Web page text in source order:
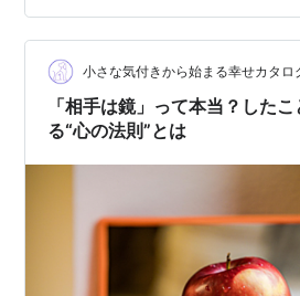
はくれそうにありません。 本人も
けんね、長生きしてから！(￣∇￣)
す。 現在８４歳。認知症歴丸１０年
いますがねぇ。 -------- そんなじー
りと…
小さな気付きから始まる幸せカタロ
「相手は鏡」って本当？した
る“心の法則”とは